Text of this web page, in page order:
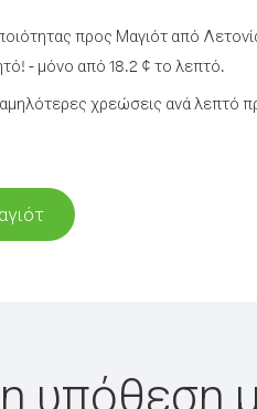
προς Μαγιότ από
- μόνο από 18.2 ¢ το λεπτό.
χρεώσεις ανά λεπτό
υπόθεση